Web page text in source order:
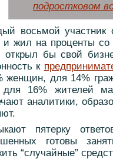
подростковом
восьмой
и жил на проценты
открыл бы свой
к
женщин, для 14%
для 16% жителей
аналитики,
пятерку
готовы
“случайные”